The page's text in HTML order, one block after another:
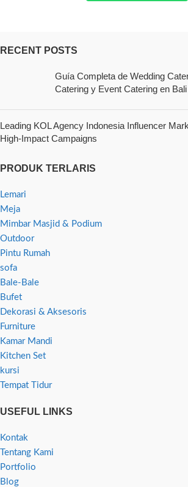
RECENT POSTS
Guía Completa de Wedding
Catering y Event Catering en Bali
Leading KOL Agency Indonesia Influencer
High-Impact Campaigns
PRODUK TERLARIS
Lemari
Meja
Mimbar Masjid & Podium
Outdoor
Pintu Rumah
sofa
Bale-Bale
Bufet
Dekorasi & Aksesoris
Furniture
Kamar Mandi
Kitchen Set
kursi
Tempat Tidur
USEFUL LINKS
Kontak
Tentang Kami
Portfolio
Blog